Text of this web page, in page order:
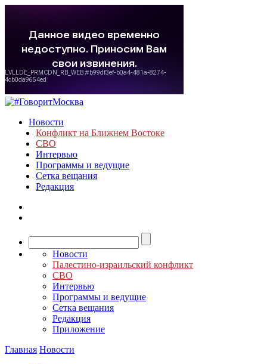
Новости
Конфликт на Ближнем Востоке
СВО
Интервью
Программы и ведущие
Сетка вещания
Редакция
Новости
Палестино-израильский конфликт
СВО
Интервью
Программы и ведущие
Сетка вещания
Редакция
Приложение
Главная Новости